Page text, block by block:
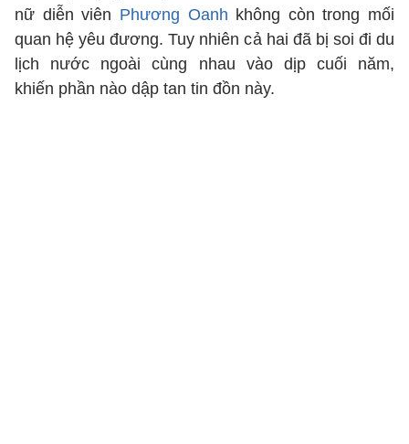
nữ diễn viên Phương Oanh không còn trong mối
quan hệ yêu đương. Tuy nhiên cả hai đã bị soi đi du
lịch nước ngoài cùng nhau vào dịp cuối năm,
khiến phần nào dập tan tin đồn này.